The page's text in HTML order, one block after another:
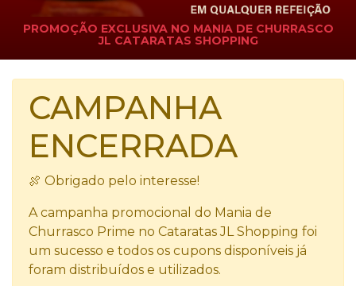
PROMOÇÃO EXCLUSIVA NO MANIA DE CHURRASCO
JL CATARATAS SHOPPING
CAMPANHA
ENCERRADA
🍖 Obrigado pelo interesse!
A campanha promocional do Mania de
Churrasco Prime no Cataratas JL Shopping foi
um sucesso e todos os cupons disponíveis já
foram distribuídos e utilizados.